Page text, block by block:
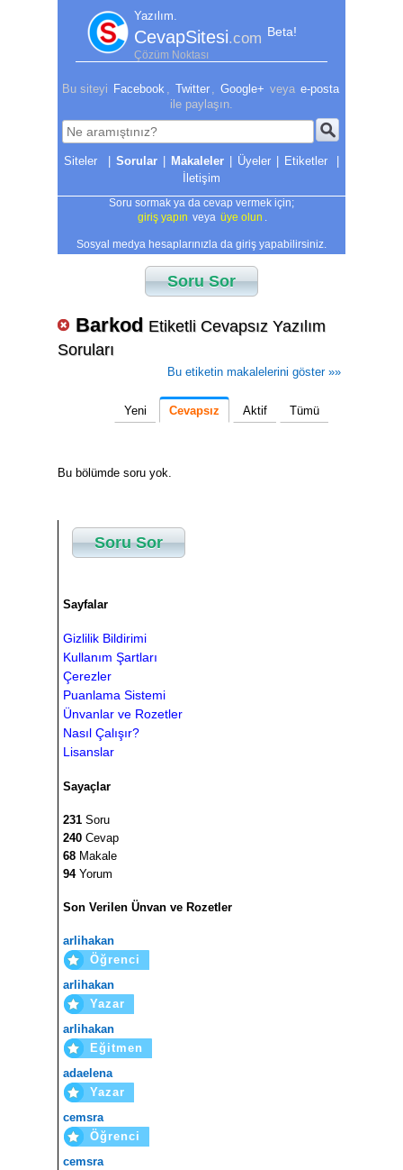
Yazılım.
CevapSitesi.com Beta!
Çözüm Noktası
Bu siteyi Facebook Twitter Google+ veya e-posta
ile paylaşın.
| Sorular | Makaleler | Üyeler | Etiketler
|
İletişim
Soru sormak ya da cevap vermek için;
giriş yapın veya üye olun
Sosyal medya hesaplarınızla da giriş yapabilirsiniz.
Soru Sor
Barkod Etiketli Cevapsız Yazılım
Soruları
Bu etiketin makalelerini göster »»
Yeni Cevapsız Aktif Tümü
Bu bölümde soru yok.
Soru Sor
Sayfalar
Gizlilik Bildirimi
Kullanım Şartları
Çerezler
Puanlama Sistemi
Ünvanlar ve Rozetler
Nasıl Çalışır?
Lisanslar
Sayaçlar
231 Soru
240 Cevap
68 Makale
94Yorum
Son Verilen Ünvan ve Rozetler
arlihakan
Öğrenci
arlihakan
Yazar
arlihakan
Eğitmen
adaelena
Yazar
cemsra
Öğrenci
cemsra